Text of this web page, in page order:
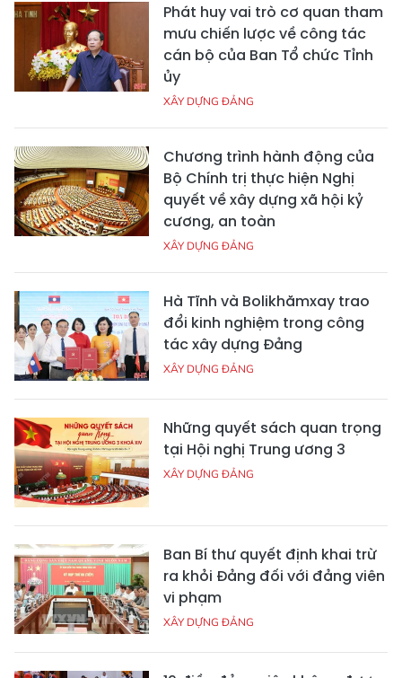
Phát huy vai trò cơ quan tham
mưu chiến lược về công tác
cán bộ của Ban Tổ chức Tỉnh
ủy
XÂY DỰNG ĐẢNG
Chương trình hành động của
Bộ Chính trị thực hiện Nghị
quyết về xây dựng xã hội kỷ
cương, an toàn
XÂY DỰNG ĐẢNG
Hà Tĩnh và Bolikhămxay trao
đổi kinh nghiệm trong công
tác xây dựng Đảng
XÂY DỰNG ĐẢNG
Những quyết sách quan trọng
tại Hội nghị Trung ương 3
XÂY DỰNG ĐẢNG
Ban Bí thư quyết định khai trừ
ra khỏi Đảng đối với đảng viên
vi phạm
XÂY DỰNG ĐẢNG